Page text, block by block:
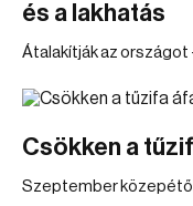
és a lakhatás
Átalakítják az országot
Csökken a
Szeptember